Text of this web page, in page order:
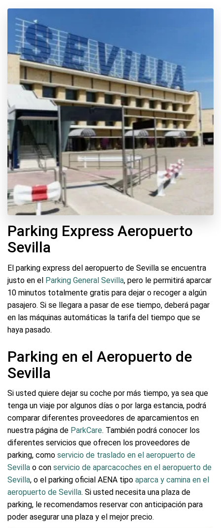
Parking Express Aeropuerto
Sevilla
El parking express del aeropuerto de Sevilla se encuentra
justo en el Parking General Sevilla, pero le permitirá aparcar
10 minutos totalmente gratis para dejar o recoger a algún
pasajero. Si se llegara a pasar de ese tiempo, deberá pagar
en las máquinas automáticas la tarifa del tiempo que se
haya pasado.
Parking en el Aeropuerto de
Sevilla
Si usted quiere dejar su coche por más tiempo, ya sea que
tenga un viaje por algunos días o por larga estancia, podrá
comparar diferentes proveedores de aparcamientos en
nuestra página de ParkCare. También podrá conocer los
diferentes servicios que ofrecen los proveedores de
parking, como servicio de traslado en el aeropuerto de
Sevilla o con servicio de aparcacoches en el aeropuerto de
Sevilla, o el parking oficial AENA tipo aparca y camina en el
aeropuerto de Sevilla. Si usted necesita una plaza de
parking, le recomendamos reservar con anticipación para
poder asegurar una plaza y el mejor precio.